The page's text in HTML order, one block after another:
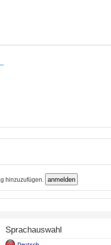
hinzuzufügen.
Sprachauswahl